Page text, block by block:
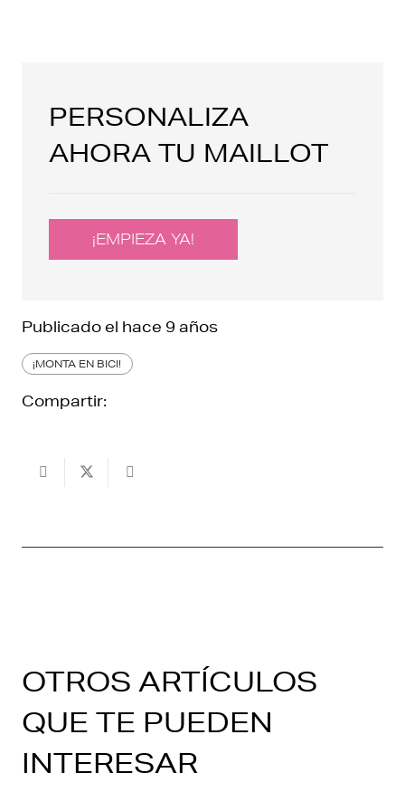
PERSONALIZA
AHORA TU MAILLOT
¡EMPIEZA YA!
Publicado el hace 9 años
¡MONTA EN BICI!
Compartir:
OTROS ARTÍCULOS
QUE TE PUEDEN
INTERESAR